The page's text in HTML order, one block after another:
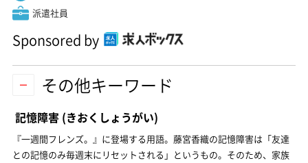
派遣社員
Sponsored by
その他キーワード
記憶障害 (きおくしょうがい)
『一週間フレンズ。』に登場する用語。藤宮香織の記憶障害は「友達
との記憶のみ毎週末にリセットされる」というもの。そのため、家族